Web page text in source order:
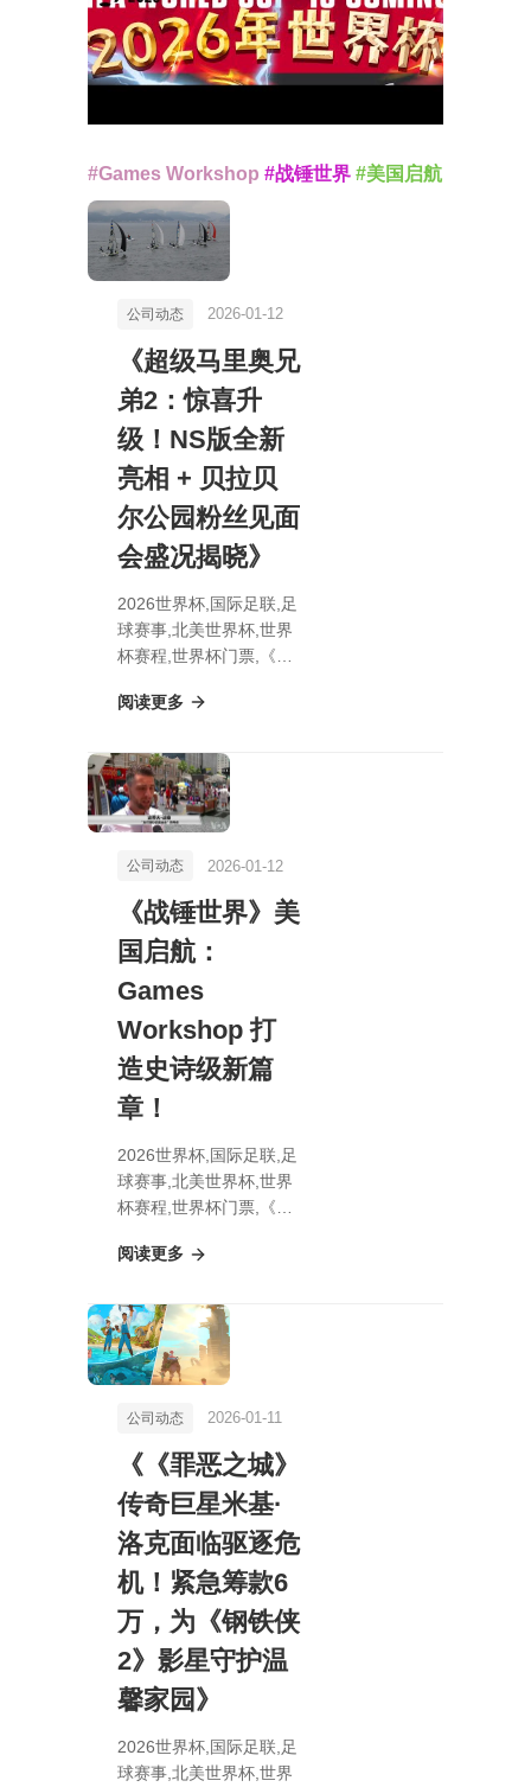
#Games Workshop #战锤世界 #美国启航
公司动态 2026-01-12
《超级马里奥兄
弟2：惊喜升
级！NS版全新
亮相 + 贝拉贝
尔公园粉丝见面
会盛况揭晓》
2026世界杯,国际足联,足
球赛事,北美世界杯,世界
杯赛程,世界杯门票,《超
级！NS版全新亮相 + 贝
况揭晓》
阅读更多
公司动态 2026-01-12
《战锤世界》美
国启航：
Games
Workshop 打
造史诗级新篇
章！
2026世界杯,国际足联,足
球赛事,北美世界杯,世界
杯赛程,世界杯门票,《战
Games Workshop 打造
阅读更多
公司动态 2026-01-11
《《罪恶之城》
传奇巨星米基·
洛克面临驱逐危
机！紧急筹款6
万，为《钢铁侠
2》影星守护温
馨家园》
2026世界杯,国际足联,足
球赛事,北美世界杯,世界